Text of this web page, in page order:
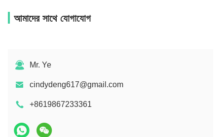
আমাদের সাথে যোগাযোগ
Mr. Ye
cindydeng617@gmail.com
+8619867233361